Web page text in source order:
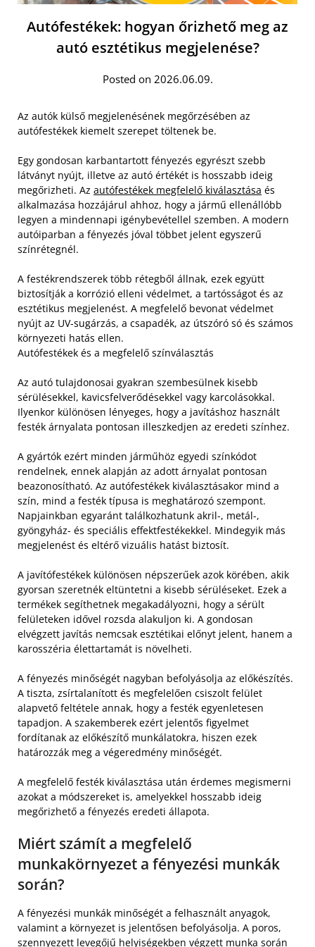
Autófestékek: hogyan őrizhető meg az
autó esztétikus megjelenése?
Posted on 2026.06.09.
Az autók külső megjelenésének megőrzésében az
autófestékek kiemelt szerepet töltenek be.
Egy gondosan karbantartott fényezés egyrészt szebb
látványt nyújt, illetve az autó értékét is hosszabb ideig
megőrizheti. Az autófestékek megfelelő kiválasztása és
alkalmazása hozzájárul ahhoz, hogy a jármű ellenállóbb
legyen a mindennapi igénybevétellel szemben. A modern
autóiparban a fényezés jóval többet jelent egyszerű
színrétegnél.
A festékrendszerek több rétegből állnak, ezek együtt
biztosítják a korrózió elleni védelmet, a tartósságot és az
esztétikus megjelenést. A megfelelő bevonat védelmet
nyújt az UV-sugárzás, a csapadék, az útszóró só és számos
környezeti hatás ellen.
Autófestékek és a megfelelő színválasztás
Az autó tulajdonosai gyakran szembesülnek kisebb
sérülésekkel, kavicsfelverődésekkel vagy karcolásokkal.
Ilyenkor különösen lényeges, hogy a javításhoz használt
festék árnyalata pontosan illeszkedjen az eredeti színhez.
A gyártók ezért minden járműhöz egyedi színkódot
rendelnek, ennek alapján az adott árnyalat pontosan
beazonosítható. Az autófestékek kiválasztásakor mind a
szín, mind a festék típusa is meghatározó szempont.
Napjainkban egyaránt találkozhatunk akril-, metál-,
gyöngyház- és speciális effektfestékekkel. Mindegyik más
megjelenést és eltérő vizuális hatást biztosít.
A javítófestékek különösen népszerűek azok körében, akik
gyorsan szeretnék eltüntetni a kisebb sérüléseket. Ezek a
termékek segíthetnek megakadályozni, hogy a sérült
felületeken idővel rozsda alakuljon ki. A gondosan
elvégzett javítás nemcsak esztétikai előnyt jelent, hanem a
karosszéria élettartamát is növelheti.
A fényezés minőségét nagyban befolyásolja az előkészítés.
A tiszta, zsírtalanított és megfelelően csiszolt felület
alapvető feltétele annak, hogy a festék egyenletesen
tapadjon. A szakemberek ezért jelentős figyelmet
fordítanak az előkészítő munkálatokra, hiszen ezek
határozzák meg a végeredmény minőségét.
A megfelelő festék kiválasztása után érdemes megismerni
azokat a módszereket is, amelyekkel hosszabb ideig
megőrizhető a fényezés eredeti állapota.
Miért számít a megfelelő
munkakörnyezet a fényezési munkák
során?
A fényezési munkák minőségét a felhasznált anyagok,
valamint a környezet is jelentősen befolyásolja. A poros,
szennyezett levegőjű helyiségekben végzett munka során